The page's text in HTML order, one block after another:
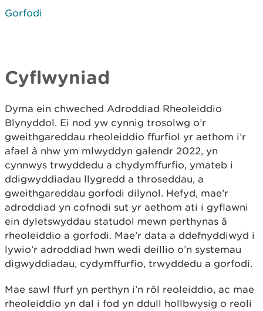
Gorfodi
Cyflwyniad
Dyma ein chweched Adroddiad Rheoleiddio
Blynyddol. Ei nod yw cynnig trosolwg o’r
gweithgareddau rheoleiddio ffurfiol yr aethom i’r
afael â nhw ym mlwyddyn galendr 2022, yn
cynnwys trwyddedu a chydymffurfio, ymateb i
ddigwyddiadau llygredd a throseddau, a
gweithgareddau gorfodi dilynol. Hefyd, mae’r
adroddiad yn cofnodi sut yr aethom ati i gyflawni
ein dyletswyddau statudol mewn perthynas â
rheoleiddio a gorfodi. Mae’r data a ddefnyddiwyd i
lywio’r adroddiad hwn wedi deillio o’n systemau
digwyddiadau, cydymffurfio, trwyddedu a gorfodi.
Mae sawl ffurf yn perthyn i’n rôl reoleiddio, ac mae
rheoleiddio yn dal i fod yn ddull hollbwysig o reoli